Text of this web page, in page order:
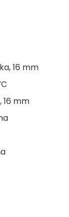
16 mm
16 mm